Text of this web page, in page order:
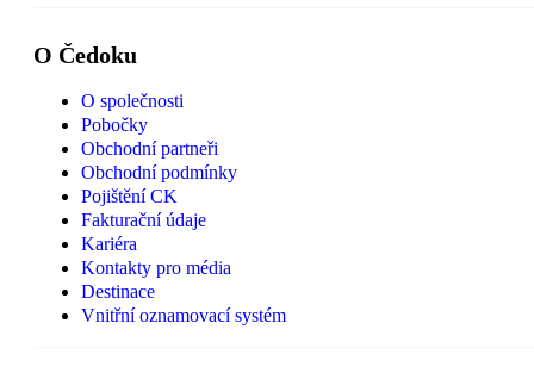
O Čedoku
O společnosti
Pobočky
Obchodní partneři
Obchodní podmínky
Pojištění CK
Fakturační údaje
Kariéra
Kontakty pro média
Destinace
Vnitřní oznamovací systém